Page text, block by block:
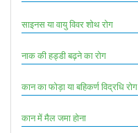
साइनस या वायु विवर शोथ रोग
नाक की हड्डी बढ़ने का रोग
कान का फोड़ा या बहिकर्ण विद्रधि रोग
कान में मैल जमा होना